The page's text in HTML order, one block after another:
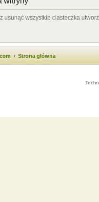
usunąć wszystkie ciasteczka
Strona główna